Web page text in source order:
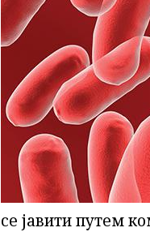
се јавити путем